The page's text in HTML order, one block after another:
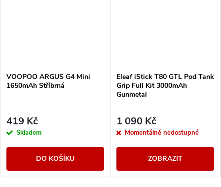
VOOPOO ARGUS G4 Mini
1650mAh Stříbrná
419 Kč
Skladem
DO KOŠÍKU
Eleaf iStick T80 GTL Pod Tank
Grip Full Kit 3000mAh
Gunmetal
1 090 Kč
Momentálně nedostupné
ZOBRAZIT